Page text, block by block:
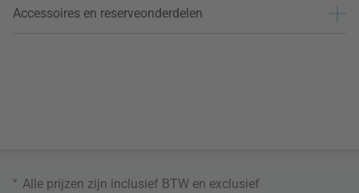
Accessoires en reserveonderdelen
* Alle prijzen zijn inclusief BTW en exclusief